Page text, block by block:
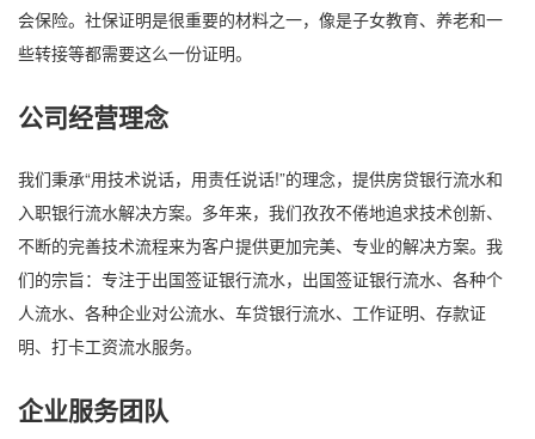
会保险。社保证明是很重要的材料之一，像是子女教育、养老和一
些转接等都需要这么一份证明。
公司经营理念
我们秉承“用技术说话，用责任说话!”的理念，提供房贷银行流水和
入职银行流水解决方案。多年来，我们孜孜不倦地追求技术创新、
不断的完善技术流程来为客户提供更加完美、专业的解决方案。我
们的宗旨：专注于出国签证银行流水，出国签证银行流水、各种个
人流水、各种企业对公流水、车贷银行流水、工作证明、存款证
明、打卡工资流水服务。
企业服务团队